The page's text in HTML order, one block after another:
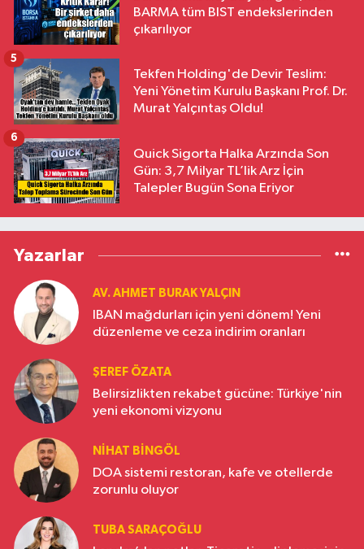
BARMA tüm BIST endekslerinden
çıkarılıyor
Tekfen Holding'de Devir Teslim:
Yeni Yönetim Kurulu Başkanı Prof. Dr.
Murat Yalçıntaş Oldu!
5
Quick Sigorta Halka Arzında Son
Gün: 3,7 Milyar TL’lik Arz İçin
Talepler Bugün Sona Eriyor
6
Yazarlar
AV. AHMET BURAK YALÇIN
IBAN mağdurları için yeni dönem! Yeni
düzenleme ve ceza indirim oranları
ŞEREF ÖZATA
Belirsizlikten rekabet gücüne: Türkiye'nin
yeni ekonomi vizyonu
NIHAT BINGÖL
DOA sistemi restoran, kafe ve otellerde
zorunlu oluyor
TUBA SARAÇOĞLU